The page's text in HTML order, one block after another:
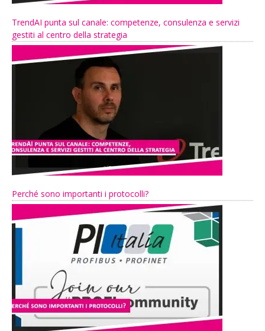
TrendAI punta sul canale: competenze, consulenza e servizi
gestiti al centro della strategia
Perché sono importanti i protocolli?